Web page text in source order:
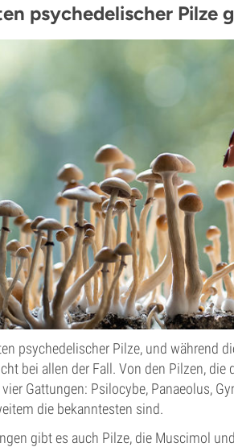
psychedelischer Pilze
psychedelischer Pilze, und während
bei allen der Fall. Von den Pilzen,
Gattungen: Psilocybe, Panaeolus,
die bekanntesten sind.
gibt es auch Pilze, die Muscimol